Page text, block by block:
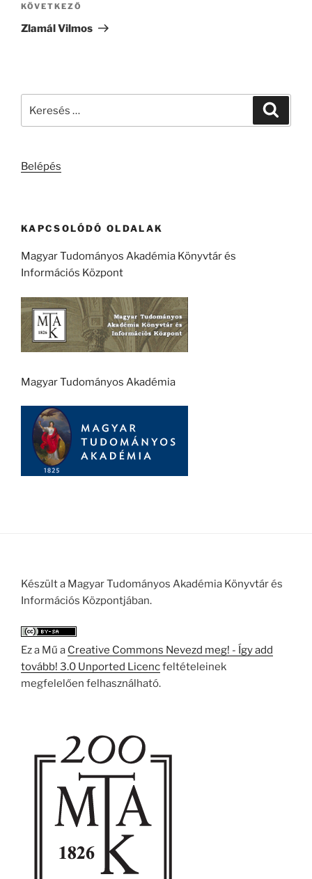
Következő
bejegyzés
KÖVETKEZŐ
Zlamál Vilmos
Belépés
KAPCSOLÓDÓ OLDALAK
Magyar Tudományos Akadémia Könyvtár és
Információs Központ
Magyar Tudományos Akadémia
Készült a Magyar Tudományos Akadémia Könyvtár és
Információs Központjában.
Ez a Mű a Creative Commons Nevezd meg! - Így add
tovább! 3.0 Unported Licencfeltételeinek
megfelelően felhasználható.